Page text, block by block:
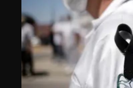
sospechoso
6 agosto, 2026